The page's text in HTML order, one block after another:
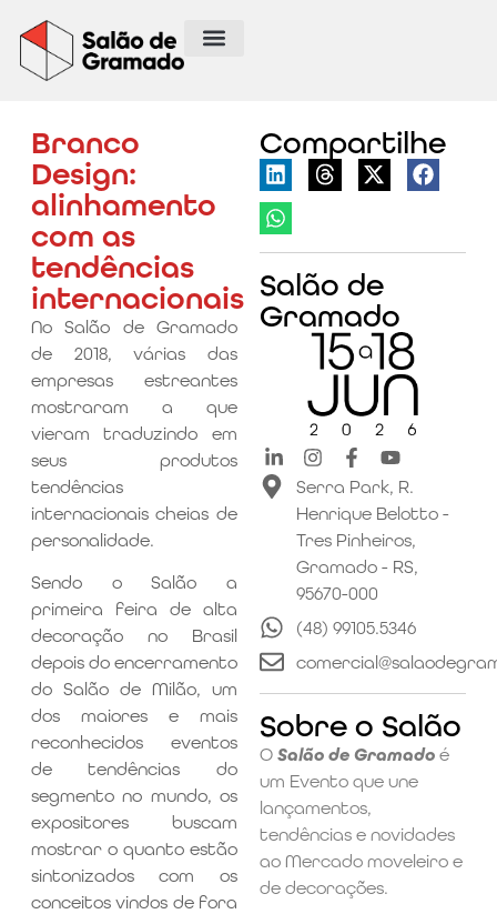
Compartilhe
Salão de
Gramado
Serra Park, R.
Henrique Belotto -
Tres Pinheiros,
Gramado - RS,
95670-000
(48) 99105.5346
Sobre o Salão
O Salão de Gramado é
um Evento que une
lançamentos,
tendências e novidades
ao Mercado moveleiro e
de decorações.
Branco
Design:
alinhamento
com as
tendências
internacionais
No Salão de Gramado
de 2018, várias das
empresas estreantes
mostraram a que
vieram traduzindo em
seus produtos
tendências
internacionais cheias de
personalidade.
Sendo o Salão a
primeira feira de alta
decoração no Brasil
depois do encerramento
do Salão de Milão, um
dos maiores e mais
reconhecidos eventos
de tendências do
segmento no mundo, os
expositores buscam
mostrar o quanto estão
sintonizados com os
conceitos vindos de fora